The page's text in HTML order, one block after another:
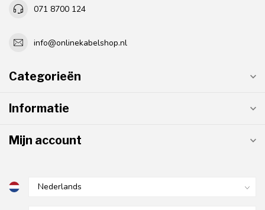
071 8700 124
info@onlinekabelshop.nl
Categorieën
Informatie
Mijn account